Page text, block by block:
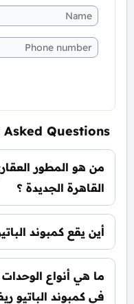
Questions
من هو المطور
القاهرة الجديدة ؟
Developments.
أين يقع كمبوند
يقع كمبوند الباتيو
منطقة التجمع
ما هي أنواع
في كمبوند الباتيو